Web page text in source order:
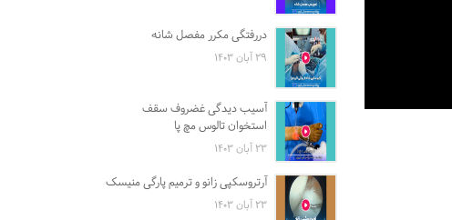
دررفتگی مکرر مفصل شانه
۲۹ آبان ۱۴۰۳
آسیب دیدگی غضروف سقف
استخوان تالوس مچ پا
۲۳ آبان ۱۴۰۳
آرتروسکپی زانو و ترمیم پارگی منیسک
۲۳ آبان ۱۴۰۳